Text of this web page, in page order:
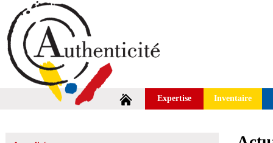
Expertise Inventaire